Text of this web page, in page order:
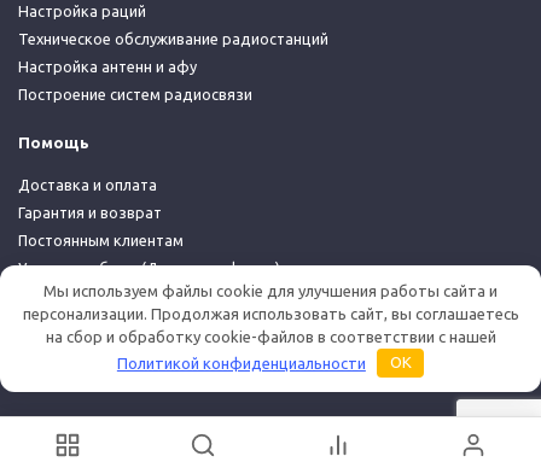
Настройка раций
Техническое обслуживание радиостанций
Настройка антенн и афу
Построение систем радиосвязи
Помощь
Доставка и оплата
Гарантия и возврат
Постоянным клиентам
Условия работы (Договор-оферта)
Политика конфиденциальности
© 2026 Дуплекс Шоп
Мы используем файлы cookie для улучшения работы сайта и
персонализации. Продолжая использовать сайт, вы соглашаетесь
на сбор и обработку cookie-файлов в соответствии с нашей
Политикой конфиденциальности
OK